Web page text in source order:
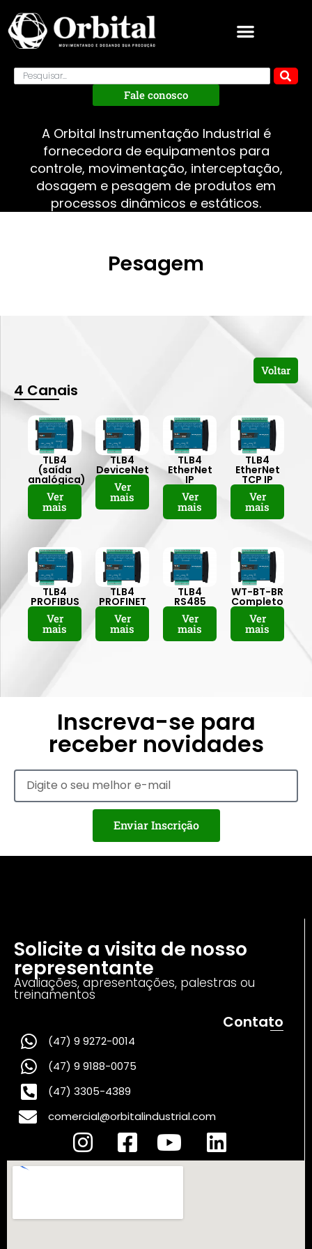
Fale conosco
A Orbital Instrumentação Industrial é
fornecedora de equipamentos para
controle, movimentação, interceptação,
dosagem e pesagem de produtos em
processos dinâmicos e estáticos.
Pesagem
Voltar
4 Canais
TLB4
(saída
analógica)
Ver
mais
TLB4
DeviceNet
Ver
mais
TLB4
EtherNet
IP
Ver
mais
TLB4
EtherNet
TCP IP
Ver
mais
TLB4
PROFIBUS
Ver
mais
TLB4
PROFINET
Ver
mais
TLB4
RS485
Ver
mais
WT-BT-BR
Completo
Ver
mais
Inscreva-se para
receber novidades
Enviar Inscrição
Solicite a visita de nosso
representante
Avaliações, apresentações, palestras ou
treinamentos
Contato
(47) 9 9272-0014
(47) 9 9188-0075
(47) 3305-4389
comercial@orbitalindustrial.com